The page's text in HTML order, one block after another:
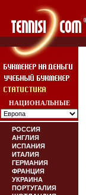
НАЦИОНАЛЬНЫЕ
РОССИЯ
АНГЛИЯ
ИСПАНИЯ
ИТАЛИЯ
ГЕРМАНИЯ
ФРАНЦИЯ
УКРАИНА
ПОРТУГАЛИЯ